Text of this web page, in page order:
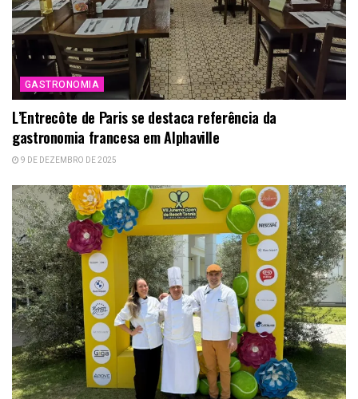
GASTRONOMIA
L’Entrecôte de Paris se destaca referência da
gastronomia francesa em Alphaville
9 DE DEZEMBRO DE 2025